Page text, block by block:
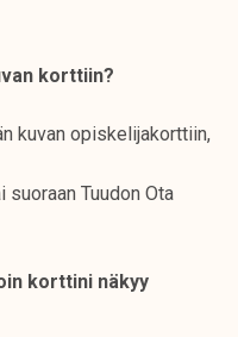
korttiin?
kuvan opiskelijakorttiin,
suoraan Tuudon Ota
korttini näkyy